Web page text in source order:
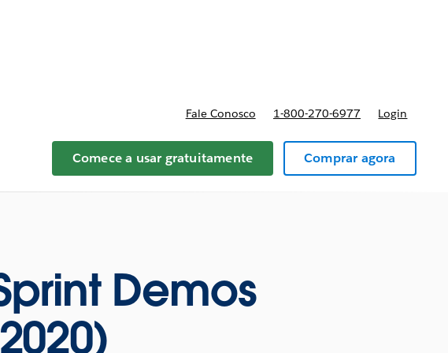
for Planos e preços
Fale Conosco 1-800-270-6977 Login
Comece a usar gratuitamente Comprar agora
Demos